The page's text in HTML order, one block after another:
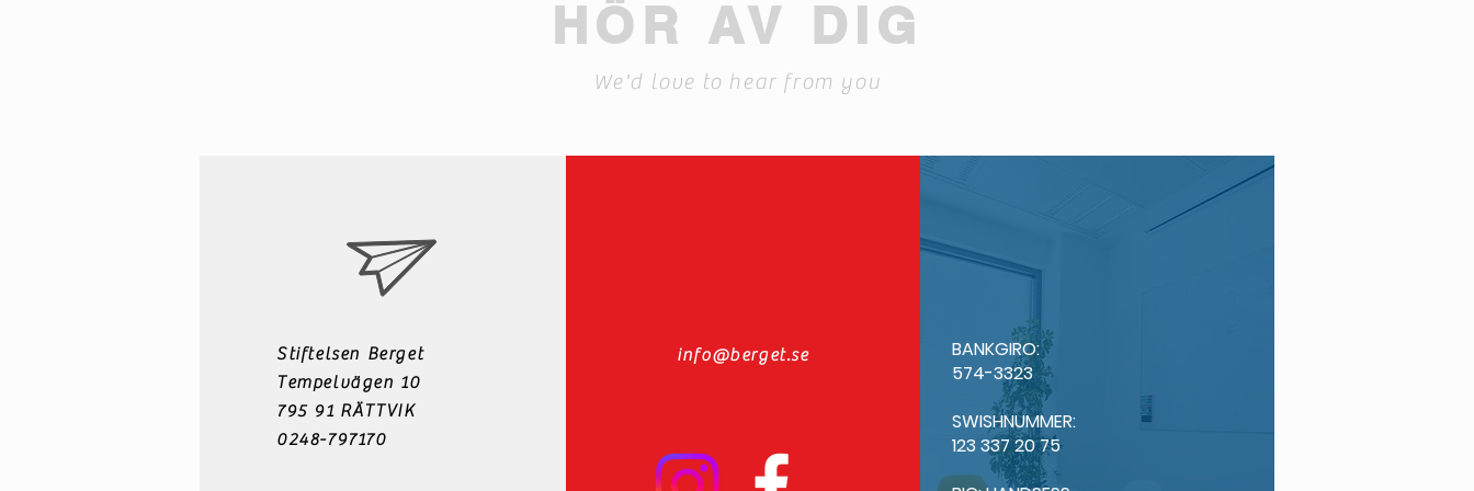
HÖR AV DIG
We'd love to hear from you
Stiftelsen Berget
Tempelvägen 10
795 91 RÄTTVIK
0248-797170
info@berget.se
BANKGIRO:
574-3323
SWISHNUMMER:
123 337 20 75